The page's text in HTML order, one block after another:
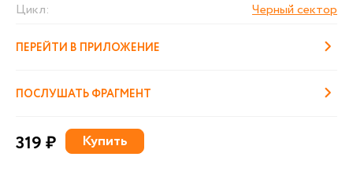
Цикл:
Черный сектор
ПЕРЕЙТИ В ПРИЛОЖЕНИЕ
ПОСЛУШАТЬ ФРАГМЕНТ
319 ₽ Купить